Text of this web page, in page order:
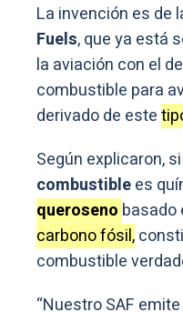
La invención es de
Fuels, que ya está
la aviación con el
combustible para
derivado de este
Según explicaron,
combustiblees
queroseno basado
carbono fósil,
combustible
“Nuestro SAF